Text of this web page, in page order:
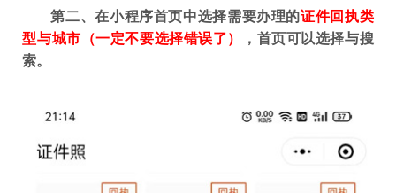
第二、在小程序首页中选择需要办理的证件回执类
型与城市（一定不要选择错误了）
，首页可以选择与搜
索。